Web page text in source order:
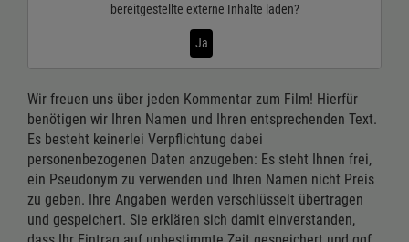
bereitgestellte externe Inhalte laden?
Ja
Wir freuen uns über jeden Kommentar zum Film! Hierfür
benötigen wir Ihren Namen und Ihren entsprechenden Text.
Es besteht keinerlei Verpflichtung dabei
personenbezogenen Daten anzugeben: Es steht Ihnen frei,
ein Pseudonym zu verwenden und Ihren Namen nicht Preis
zu geben. Ihre Angaben werden verschlüsselt übertragen
und gespeichert. Sie erklären sich damit einverstanden,